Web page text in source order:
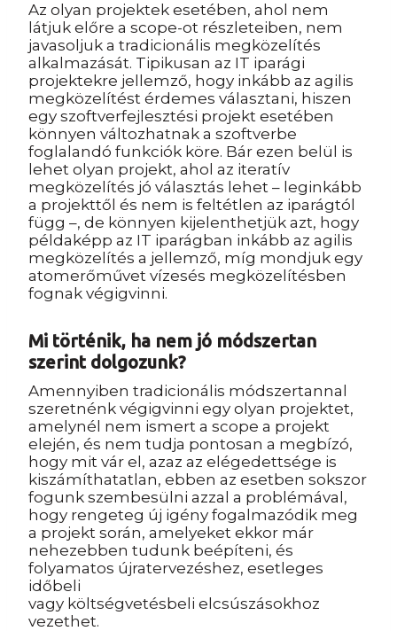
Az olyan projektek esetében, ahol nem
látjuk előre a scope-ot részleteiben, nem
javasoljuk a tradicionális megközelítés
alkalmazását. Tipikusan az IT iparági
projektekre jellemző, hogy inkább az agilis
megközelítést érdemes választani, hiszen
egy szoftverfejlesztési projekt esetében
könnyen változhatnak a szoftverbe
foglalandó funkciók köre. Bár ezen belül is
lehet olyan projekt, ahol az iteratív
megközelítés jó választás lehet – leginkább
a projekttől és nem is feltétlen az iparágtól
függ –, de könnyen kijelenthetjük azt, hogy
példaképp az IT iparágban inkább az agilis
megközelítés a jellemző, míg mondjuk egy
atomerőművet vízesés megközelítésben
fognak végigvinni.
Mi történik, ha nem jó módszertan
szerint dolgozunk?
Amennyiben tradicionális módszertannal
szeretnénk végigvinni egy olyan projektet,
amelynél nem ismert a scope a projekt
elején, és nem tudja pontosan a megbízó,
hogy mit vár el, azaz az elégedettsége is
kiszámíthatatlan, ebben az esetben sokszor
fogunk szembesülni azzal a problémával,
hogy rengeteg új igény fogalmazódik meg
a projekt során, amelyeket ekkor már
nehezebben tudunk beépíteni, és
folyamatos újratervezéshez, esetleges
időbeli
vagy költségvetésbeli elcsúszásokhoz
vezethet.